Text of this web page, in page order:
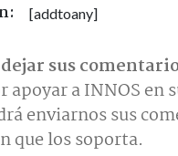
[addtoany]
sus
apoyar a INNOS
enviarnos sus
que los soporta.